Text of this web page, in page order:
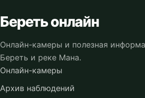
Береть онлайн
Онлайн-камеры и полезная
Береть и реке Мана.
Онлайн-камеры
Архив наблюдений